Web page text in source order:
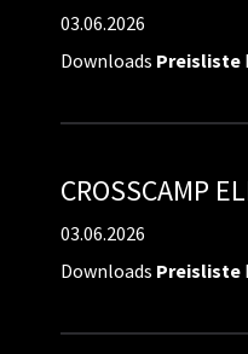
03.06.2026
Downloads Preisliste
CROSSCAMP
03.06.2026
Downloads Preisliste